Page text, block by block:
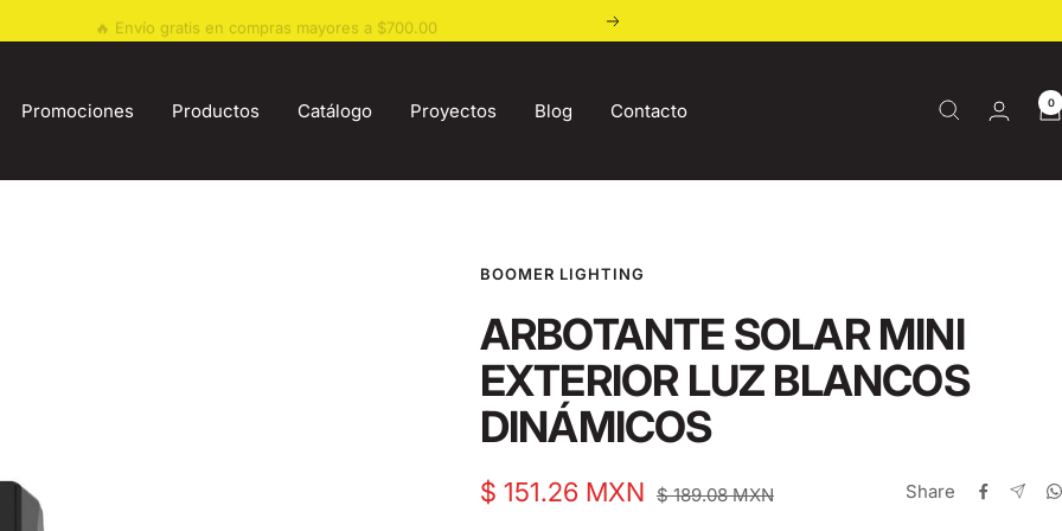
🔥 Envío gratis en compras mayores a $700.00 Next
Promociones Productos Catálogo Proyectos Blog Contacto 0
BOOMER LIGHTING
ARBOTANTE SOLAR MINI
EXTERIOR LUZ BLANCOS
DINÁMICOS
Sale
$ 151.26 MXN Regular
$ 189.08 MXN Share